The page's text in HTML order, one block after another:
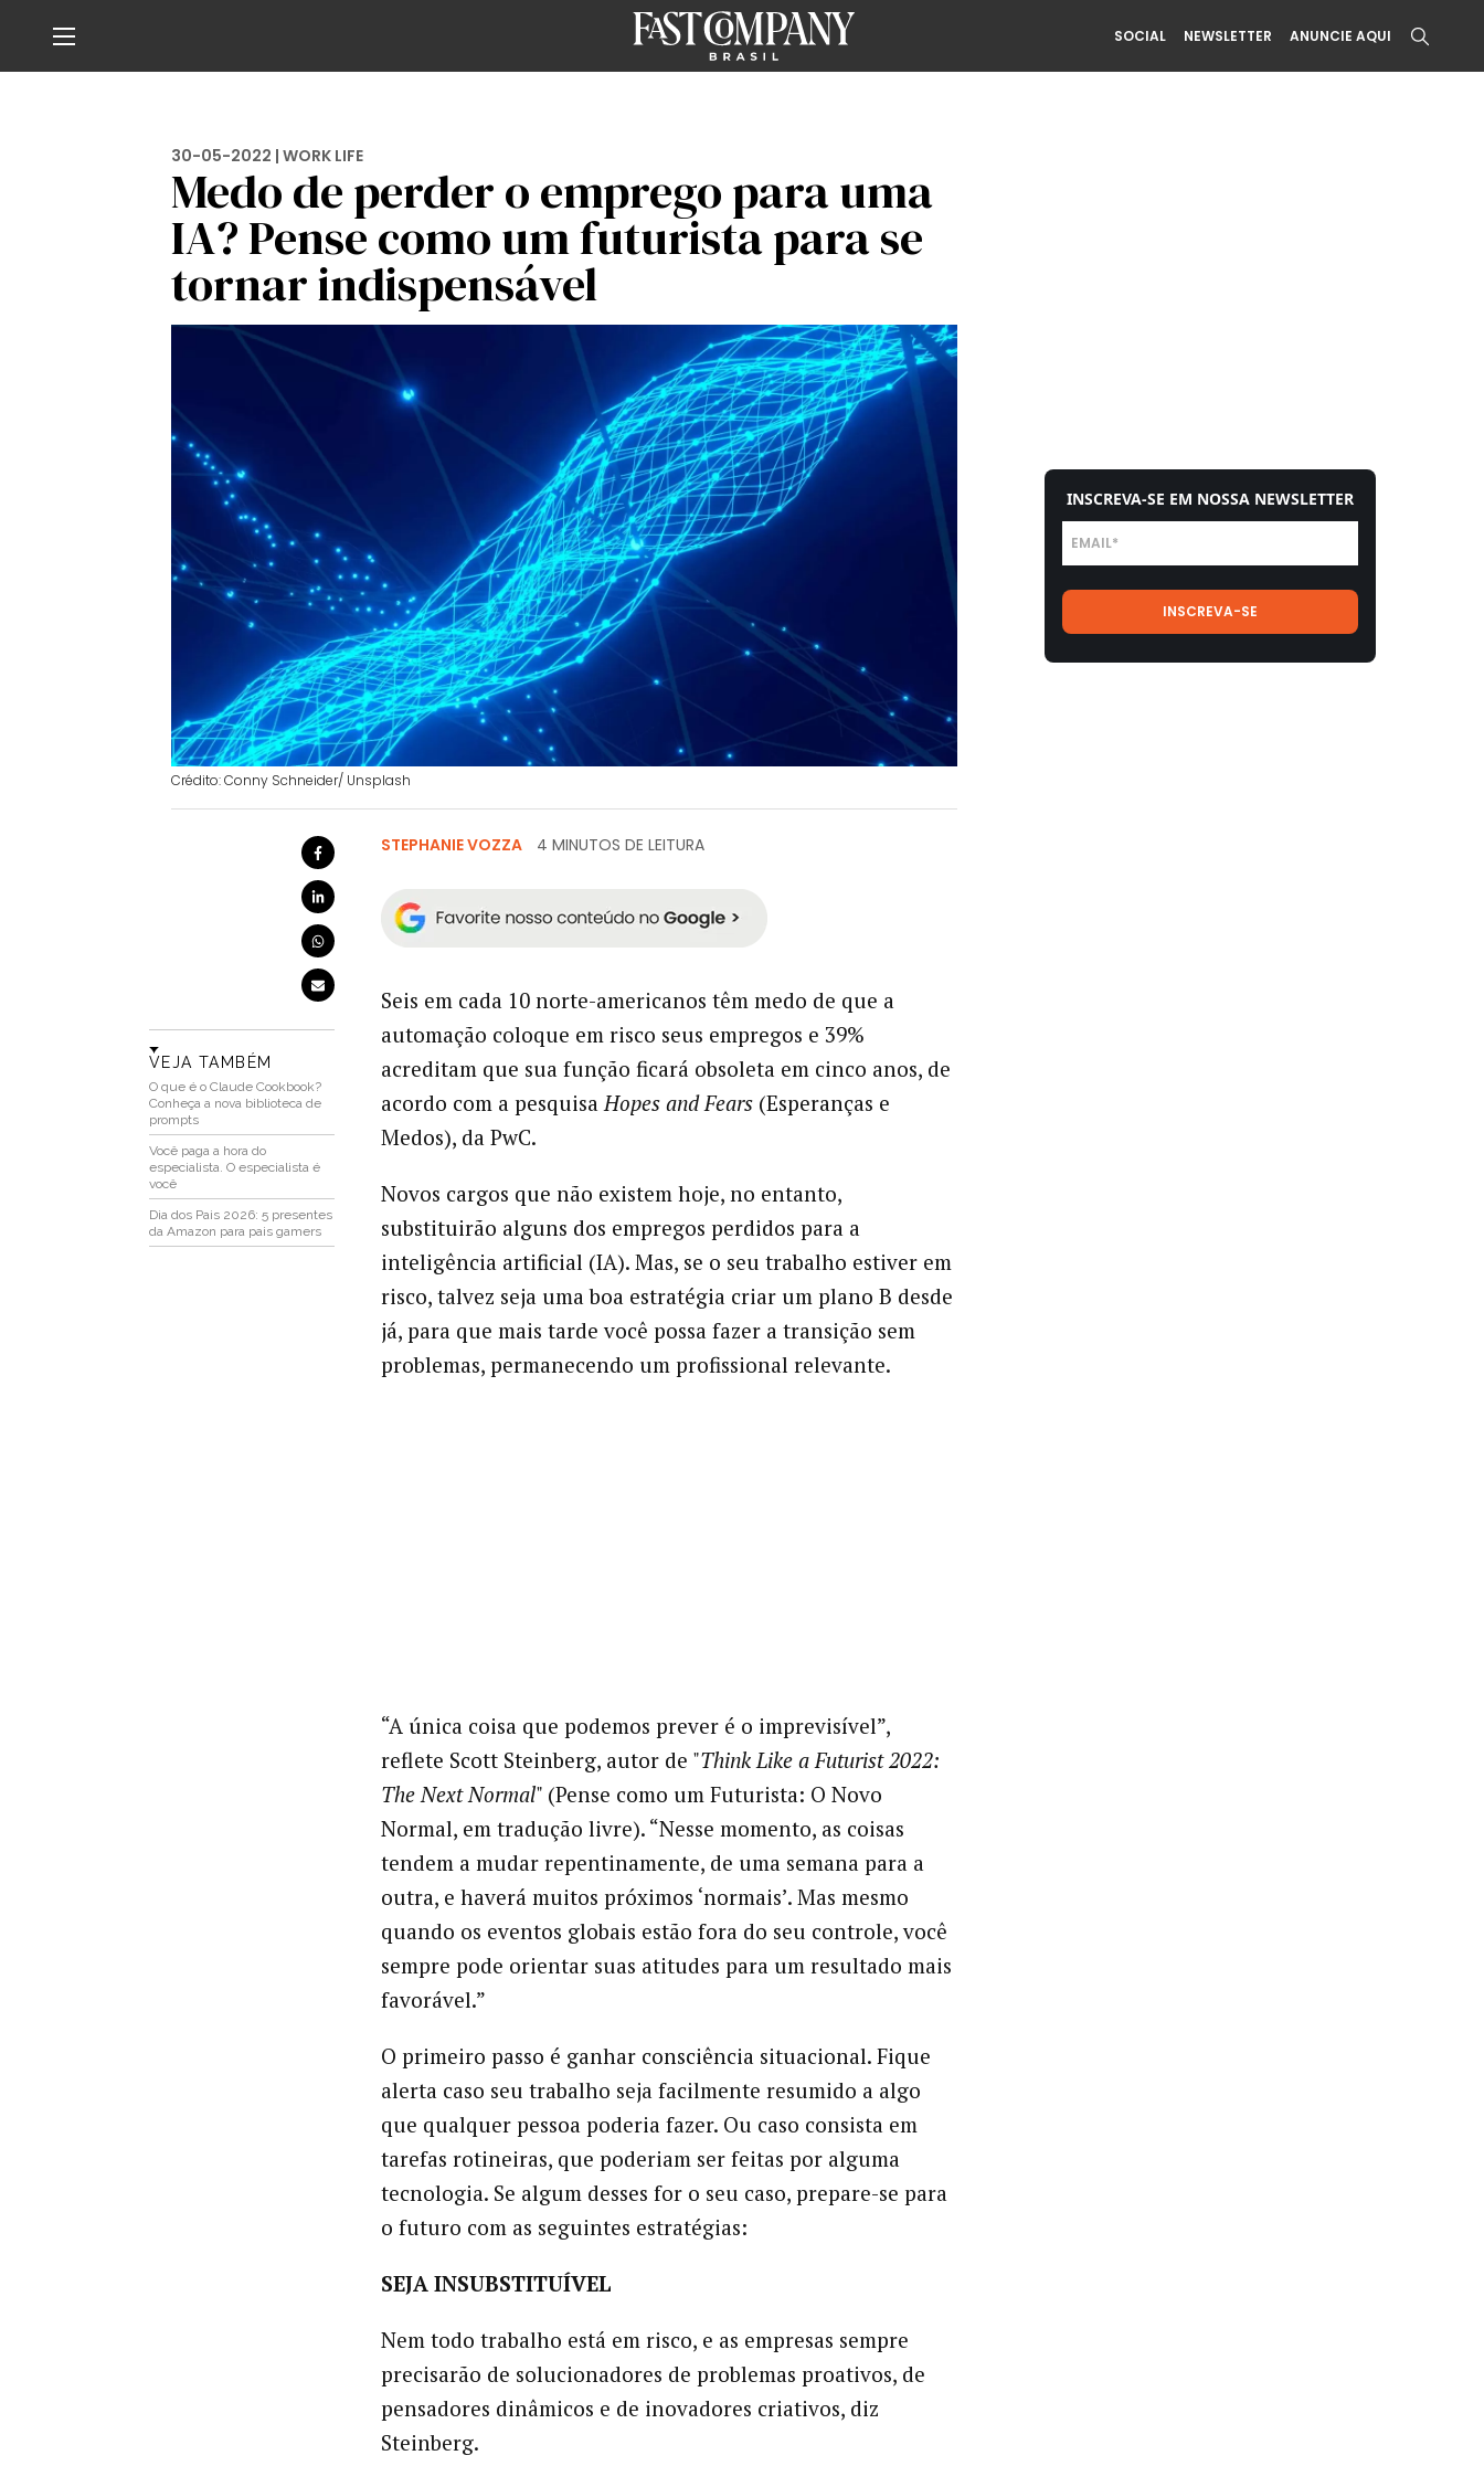
SOCIAL NEWSLETTER ANUNCIE AQUI
30-05-2022 | WORK LIFE
Medo de perder o emprego para uma
IA? Pense como um futurista para se
tornar indispensável
Crédito: Conny Schneider/ Unsplash
VEJA TAMBÉM
O que é o Claude Cookbook?
Conheça a nova biblioteca de
prompts
Você paga a hora do
especialista. O especialista é
você
Dia dos Pais 2026: 5 presentes
da Amazon para pais gamers
STEPHANIE VOZZA 4 MINUTOS DE LEITURA
Seis em cada 10 norte-americanos têm medo de que a
automação coloque em risco seus empregos e 39%
acreditam que sua função ficará obsoleta em cinco anos, de
acordo com a pesquisaHopes and Fears(Esperanças e
Medos), da PwC.
Novos cargos que não existem hoje, no entanto,
substituirão alguns dos empregos perdidos para a
inteligência artificial (IA). Mas, se o seu trabalho estiver em
risco, talvez seja uma boa estratégia criar um plano B desde
já, para que mais tarde você possa fazer a transição sem
problemas, permanecendo um profissional relevante.
“A única coisa que podemos prever é o imprevisível”,
reflete Scott Steinberg, autor de "Think Like a Futurist 2022:
The Next Normal" (Pense como um Futurista: O Novo
Normal, em tradução livre). “Nesse momento, as coisas
tendem a mudar repentinamente, de uma semana para a
outra, e haverá muitos próximos ‘normais’. Mas mesmo
quando os eventos globais estão fora do seu controle, você
sempre pode orientar suas atitudes para um resultado mais
favorável.”
O primeiro passo é ganhar consciência situacional. Fique
alerta caso seu trabalho seja facilmente resumido a algo
que qualquer pessoa poderia fazer. Ou caso consista em
tarefas rotineiras, que poderiam ser feitas por alguma
tecnologia. Se algum desses for o seu caso, prepare-se para
o futuro com as seguintes estratégias:
SEJA INSUBSTITUÍVEL
Nem todo trabalho está em risco, e as empresas sempre
precisarão de solucionadores de problemas proativos, de
pensadores dinâmicos e de inovadores criativos, diz
Steinberg.
INSCREVA-SE EM NOSSA NEWSLETTER